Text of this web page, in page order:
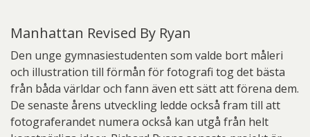
Manhattan Revised By Ryan
Den unge gymnasiestudenten som valde bort måleri
och illustration till förmån för fotografi tog det bästa
från båda världar och fann även ett sätt att förena dem.
De senaste årens utveckling ledde också fram till att
fotograferandet numera också kan utgå från helt